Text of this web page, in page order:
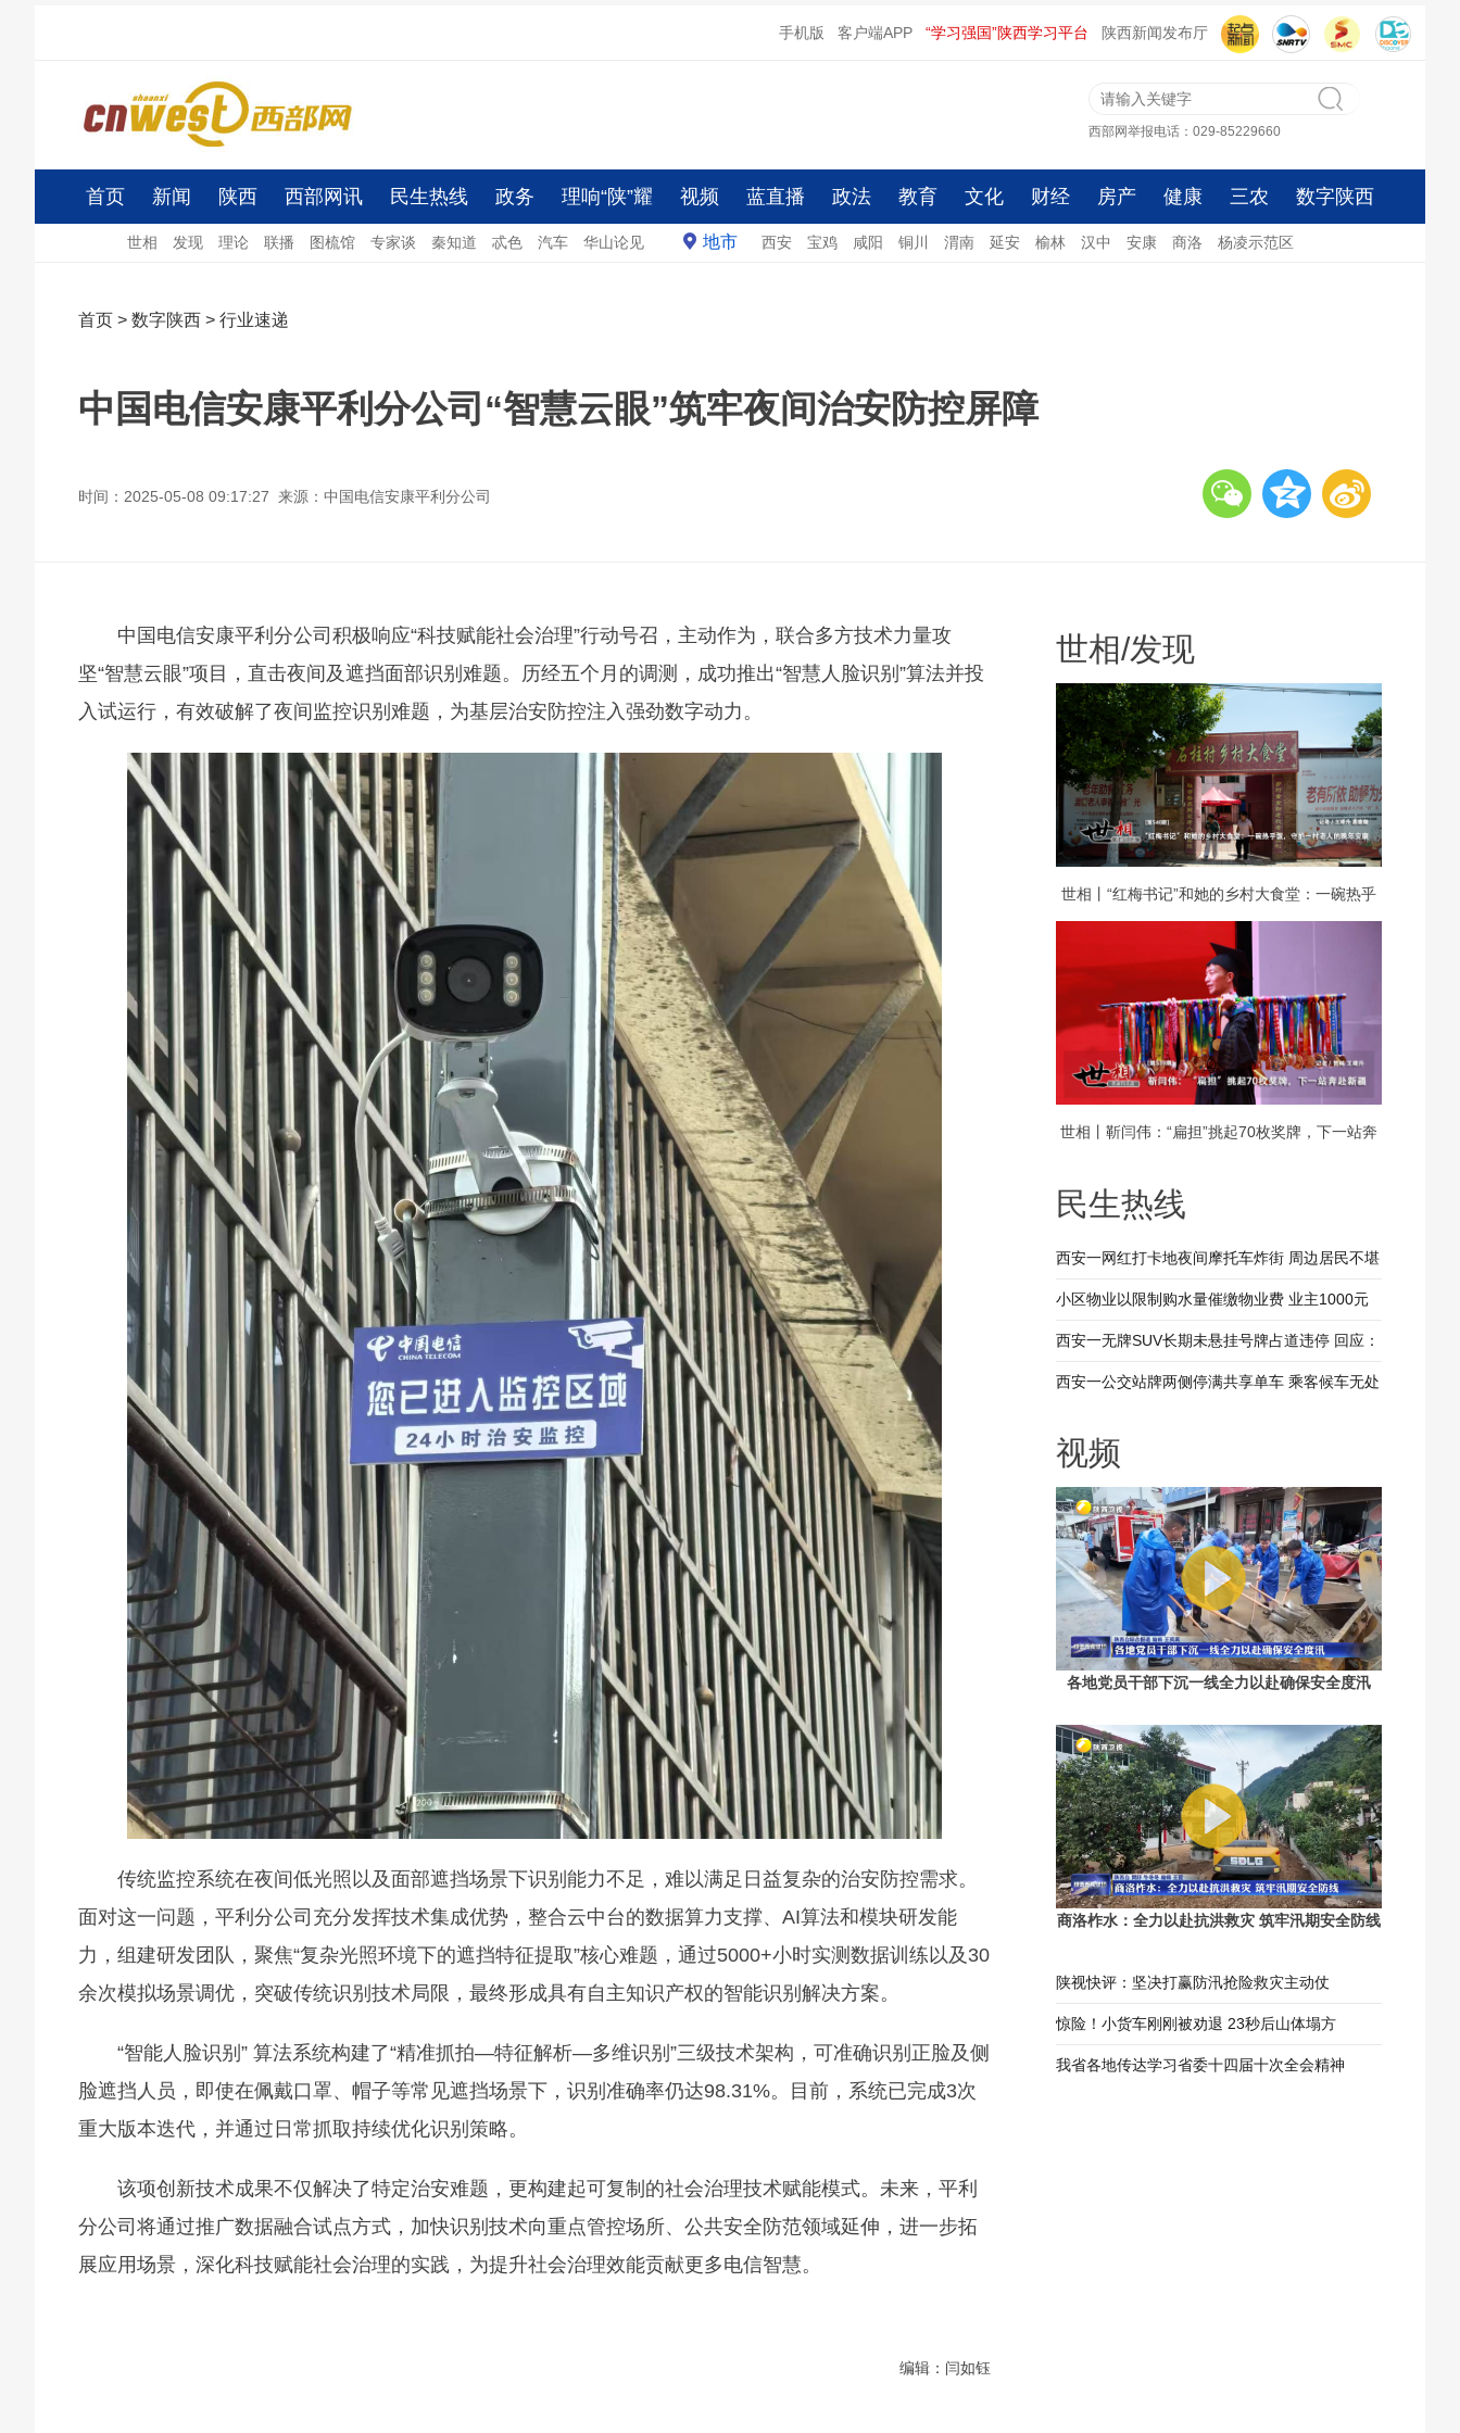
手机版 客户端APP “学习强国”陕西学习平台 陕西新闻发布厅
西部网举报电话：029-85229660
首页 新闻 陕西 西部网讯 民生热线 政务 理响“陕”耀 视频 蓝直播 政法 教育 文化 财经 房产 健康 三农 数字陕西
世相 发现 理论 联播 图梳馆 专家谈 秦知道 忒色 汽车 华山论见 地市 西安 宝鸡 咸阳 铜川 渭南 延安 榆林 汉中 安康 商洛 杨凌示范区
首页 > 数字陕西 > 行业速递
中国电信安康平利分公司“智慧云眼”筑牢夜间治安防控屏障
时间：2025-05-08 09:17:27 来源：中国电信安康平利分公司
中国电信安康平利分公司积极响应“科技赋能社会治理”行动号召，主动作为，联合多方技术力量攻
坚“智慧云眼”项目，直击夜间及遮挡面部识别难题。历经五个月的调测，成功推出“智慧人脸识别”算法并投
入试运行，有效破解了夜间监控识别难题，为基层治安防控注入强劲数字动力。
传统监控系统在夜间低光照以及面部遮挡场景下识别能力不足，难以满足日益复杂的治安防控需求。
面对这一问题，平利分公司充分发挥技术集成优势，整合云中台的数据算力支撑、AI算法和模块研发能
力，组建研发团队，聚焦“复杂光照环境下的遮挡特征提取”核心难题，通过5000+小时实测数据训练以及30
余次模拟场景调优，突破传统识别技术局限，最终形成具有自主知识产权的智能识别解决方案。
“智能人脸识别” 算法系统构建了“精准抓拍—特征解析—多维识别”三级技术架构，可准确识别正脸及侧
脸遮挡人员，即使在佩戴口罩、帽子等常见遮挡场景下，识别准确率仍达98.31%。目前，系统已完成3次
重大版本迭代，并通过日常抓取持续优化识别策略。
该项创新技术成果不仅解决了特定治安难题，更构建起可复制的社会治理技术赋能模式。未来，平利
分公司将通过推广数据融合试点方式，加快识别技术向重点管控场所、公共安全防范领域延伸，进一步拓
展应用场景，深化科技赋能社会治理的实践，为提升社会治理效能贡献更多电信智慧。
编辑：闫如钰
世相/发现
世相丨“红梅书记”和她的乡村大食堂：一碗热乎
饭，守护一村老人的晚年安康
世相丨靳闫伟：“扁担”挑起70枚奖牌，下一站奔
民生热线
西安一网红打卡地夜间摩托车炸街 周边居民不堪
其扰 回应：将持续开展专项整治行动
小区物业以限制购水量催缴物业费 业主1000元
装修押金抵扣物业费 兴平市住建局：已责令物业
整改
西安一无牌SUV长期未悬挂号牌占道违停 回应：
驾驶人被记9分罚款200元
西安一公交站牌两侧停满共享单车 乘客候车无处
视频
各地党员干部下沉一线全力以赴确保安全度汛
商洛柞水：全力以赴抗洪救灾 筑牢汛期安全防线
陕视快评：坚决打赢防汛抢险救灾主动仗
惊险！小货车刚刚被劝退 23秒后山体塌方
我省各地传达学习省委十四届十次全会精神